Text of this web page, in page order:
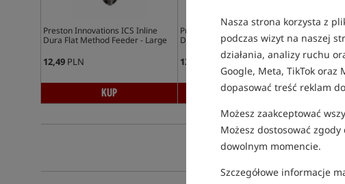
Nasza strona korzysta z
podczas wizyt na naszej
działania, analizy ruchu
Google, Meta, TikTok
dopasować treść reklam
Możesz zaakceptować
Możesz dostosować
dowolnym momencie.
Szczegółowe informacje
Preston Innovations ICS Inline
Dura Flat Method Feeder - Large
12,49PLN
KUP
Preston Innovations ICS Inline
Dura Flat Method Feeder - XL
13,49
KUP
13,99